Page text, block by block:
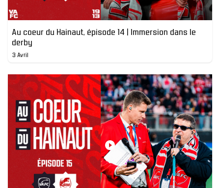
Au coeur du Hainaut, épisode 14 | Immersion dans le
derby
3 Avril